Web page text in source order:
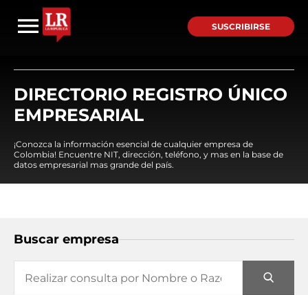
SUSCRIBIRSE
DIRECTORIO REGISTRO ÚNICO
EMPRESARIAL
¡Conozca la información esencial de cualquier empresa de
Colombia! Encuentre NIT, dirección, teléfono, y mas en la base de
datos empresarial mas grande del país.
Buscar empresa